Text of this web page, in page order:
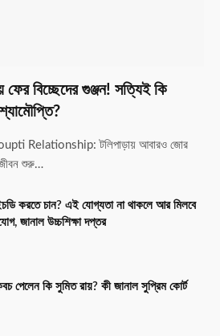
ফের বিচ্ছেদের গুঞ্জন! সত্যিই কি
Relationship: টলিপাড়ায় আবারও জোর
শুরু…
করতে চান? এই যোগ্যতা না থাকলে আর মিলবে
জানাল উচ্চশিক্ষা দপ্তর
পেলেন কি সুমিত রায়? কী জানাল সুপ্রিম কোর্ট